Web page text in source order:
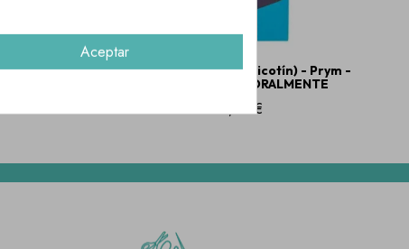
- Serie
Molino de tricotar (tricotín) - Prym -
AGOTADO TEMPORALMENTE
23,60 €
Aceptar